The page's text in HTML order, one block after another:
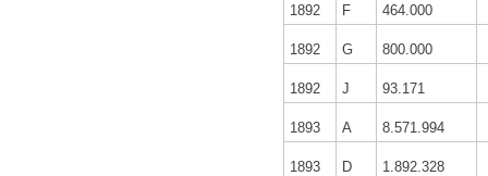
1892 F 464.000
1892 G 800.000
1892 J 93.171
1893 A 8.571.994
1893 D 1.892.328